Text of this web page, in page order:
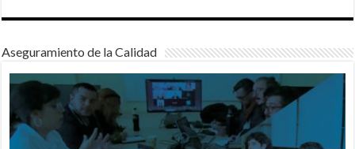
Aseguramiento de la Calidad